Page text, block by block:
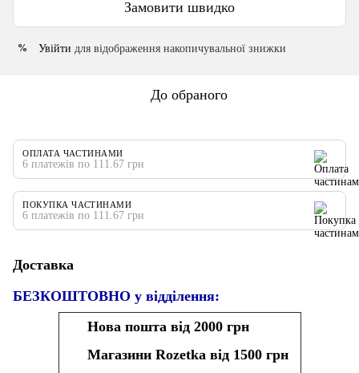
Замовити швидко
% Увійти для відображення накопичувальної знижки
До обраного
ОПЛАТА ЧАСТИНАМИ
6 платежів по 111.67 грн
ПОКУПКА ЧАСТИНАМИ
6 платежів по 111.67 грн
Доставка
БЕЗКОШТОВНО у відділення:
Нова пошта від 2000 грн
Магазини Rozetka від 1500 грн